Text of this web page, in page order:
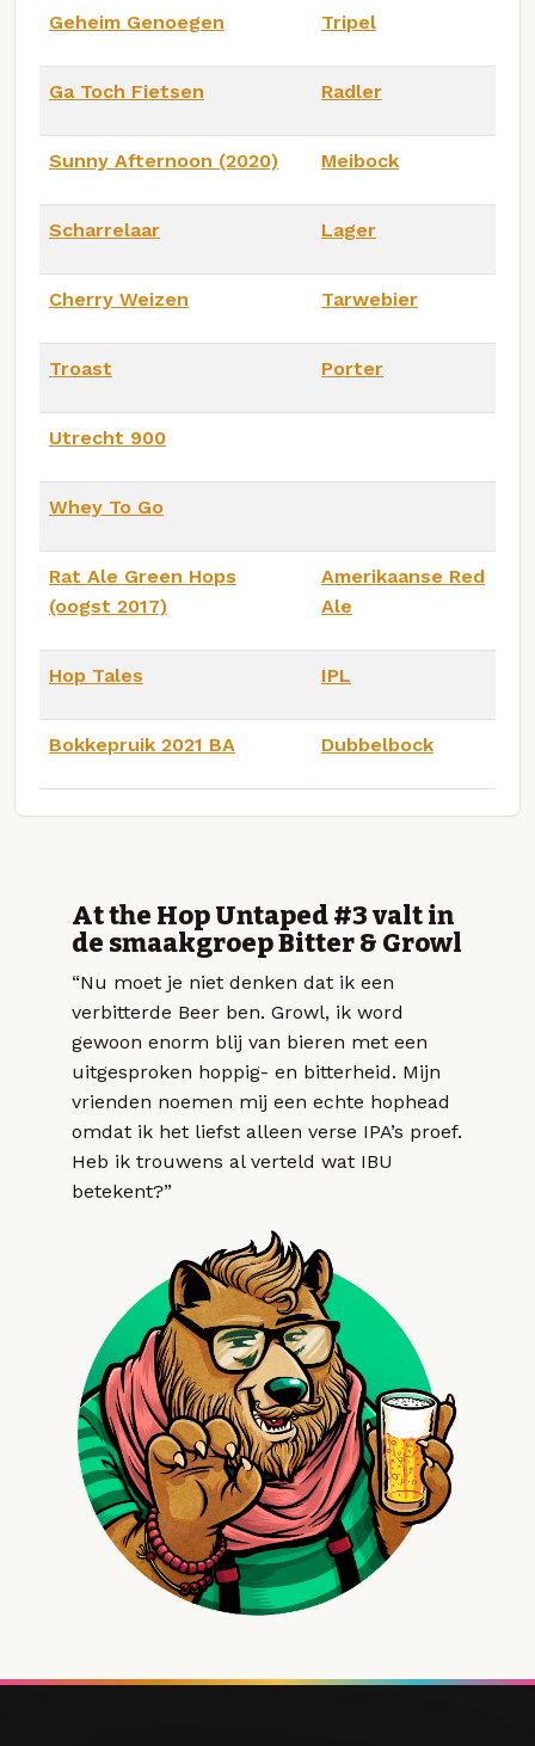
Geheim Genoegen Tripel
Ga Toch Fietsen Radler
Sunny Afternoon (2020) Meibock
Scharrelaar Lager
Cherry Weizen Tarwebier
Troast Porter
Utrecht 900
Whey To Go
Rat Ale Green Hops
(oogst 2017)
Amerikaanse Red
Ale
Hop Tales IPL
Bokkepruik 2021 BA Dubbelbock
At the Hop Untaped #3 valt in
de smaakgroep Bitter & Growl
“Nu moet je niet denken dat ik een
verbitterde Beer ben. Growl, ik word
gewoon enorm blij van bieren met een
uitgesproken hoppig- en bitterheid. Mijn
vrienden noemen mij een echte hophead
omdat ik het liefst alleen verse IPA’s proef.
Heb ik trouwens al verteld wat IBU
betekent?”